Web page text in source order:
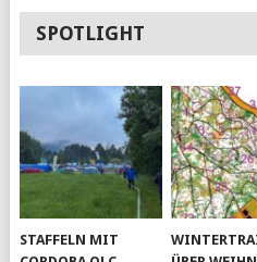
SPOTLIGHT
STAFFELN MIT